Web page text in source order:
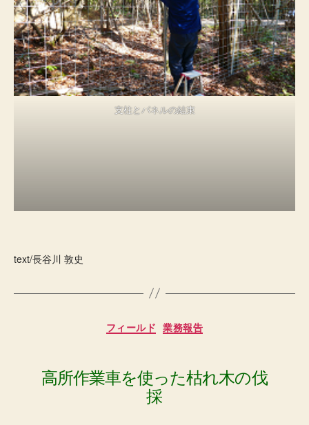
支柱とパネルの結束
text/長谷川 敦史
カ
テ
フィールド 業務報告
高所作業車を使った枯れ木の伐
採